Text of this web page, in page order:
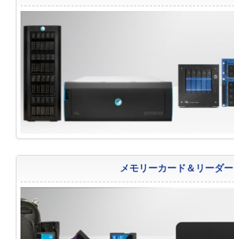
メモリーカード＆リーダー